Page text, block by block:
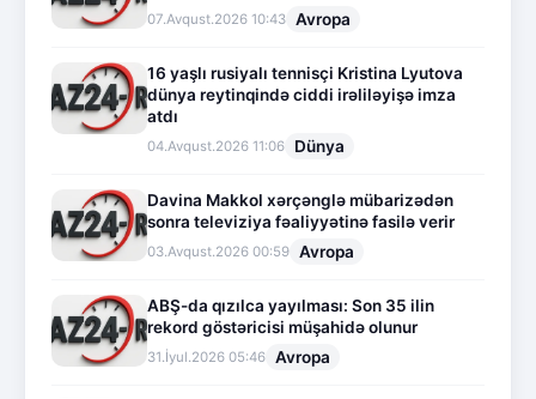
07.Avqust.2026 10:43 Avropa
16 yaşlı rusiyalı tennisçi Kristina Lyutova
dünya reytinqində ciddi irəliləyişə imza
atdı
04.Avqust.2026 11:06 Dünya
Davina Makkol xərçənglə mübarizədən
sonra televiziya fəaliyyətinə fasilə verir
03.Avqust.2026 00:59 Avropa
ABŞ-da qızılca yayılması: Son 35 ilin
rekord göstəricisi müşahidə olunur
31.İyul.2026 05:46 Avropa